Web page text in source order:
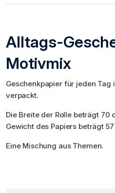
Alltags-
Motivmix
Geschenkpapier für jeden Tag
verpackt.
Die Breite der Rolle beträgt 70
Gewicht des Papiers beträgt
Eine Mischung aus Themen.